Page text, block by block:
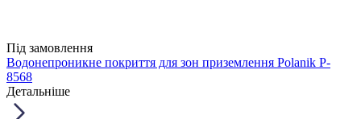
Під замовлення
Водонепроникне покриття для зон приземлення Polanik P-
8568
Детальніше